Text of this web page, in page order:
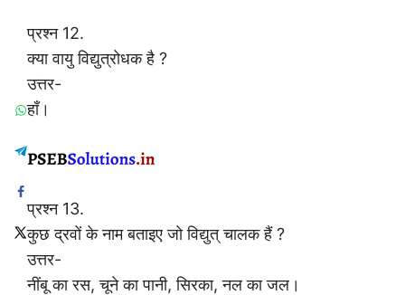
प्रश्न 12.
क्या वायु विद्युत्रोधक है ?
उत्तर-
हाँ।
प्रश्न 13.
कुछ द्रवों के नाम बताइए जो विद्युत् चालक हैं ?
उत्तर-
नींबू का रस, चूने का पानी, सिरका, नल का जल।